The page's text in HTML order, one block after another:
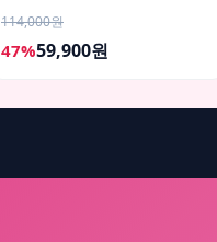
114,000원
47%59,900원